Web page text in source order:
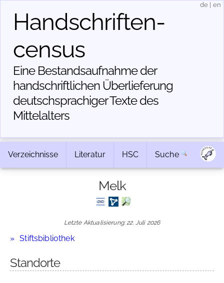
Handschriften­
census
Eine Bestandsaufnahme der
handschriftlichen Über­lieferung
deutschsprachiger Texte des
Mittelalters
de en
Verzeichnisse Literatur HSC Suche
Melk
Letzte Aktualisierung: 22. Juli 2026
Stiftsbibliothek
Standorte